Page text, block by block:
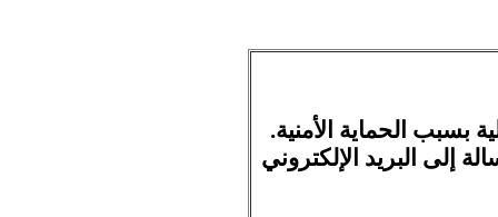
بسبب الحماية الأمنية.
إلى البريد الإلكتروني